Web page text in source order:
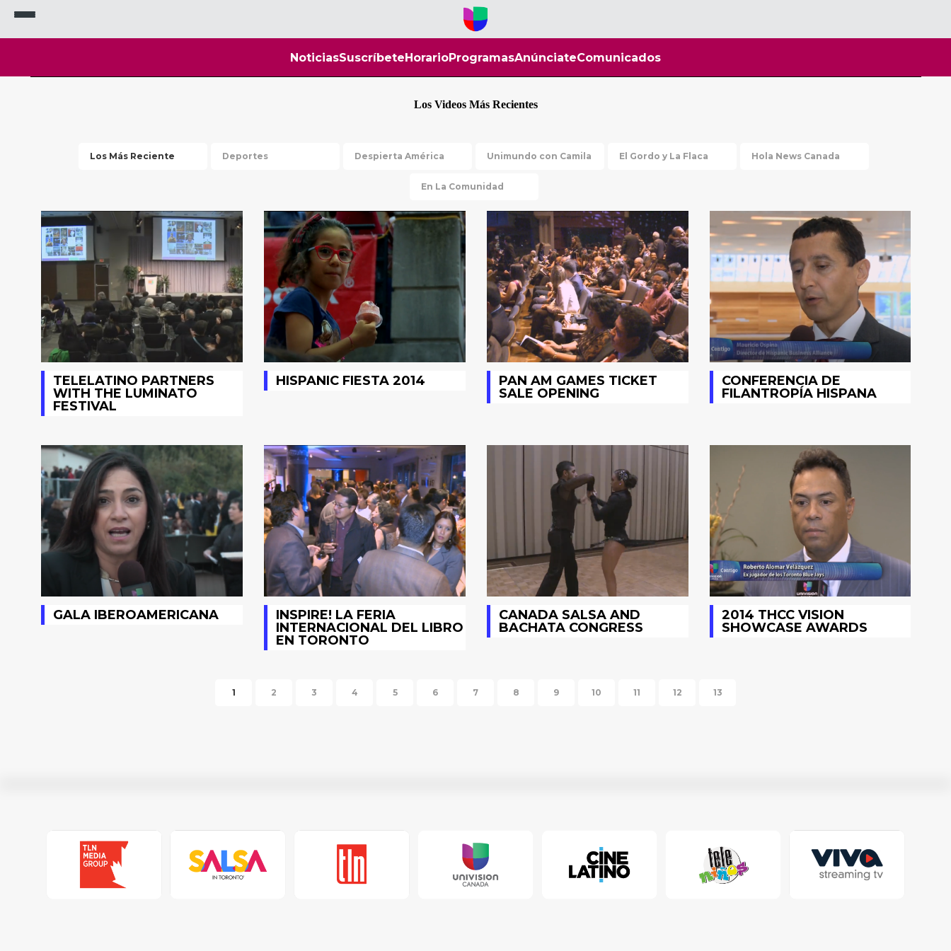
NoticiasSuscríbeteHorarioProgramasAnúnciateComunicados
Los Videos Más Recientes
Los Más Reciente Deportes Despierta América Unimundo con Camila El Gordo y La Flaca Hola News Canada
En La Comunidad
TELELATINO PARTNERS
WITH THE LUMINATO
FESTIVAL
HISPANIC FIESTA 2014
PAN AM GAMES TICKET
SALE OPENING
CONFERENCIA DE
FILANTROPÍA HISPANA
GALA IBEROAMERICANA
INSPIRE! LA FERIA
INTERNACIONAL DEL LIBRO
EN TORONTO
CANADA SALSA AND
BACHATA CONGRESS
2014 THCC VISION
SHOWCASE AWARDS
1 2 3 4 5 6 7 8 9 10 11 12 13